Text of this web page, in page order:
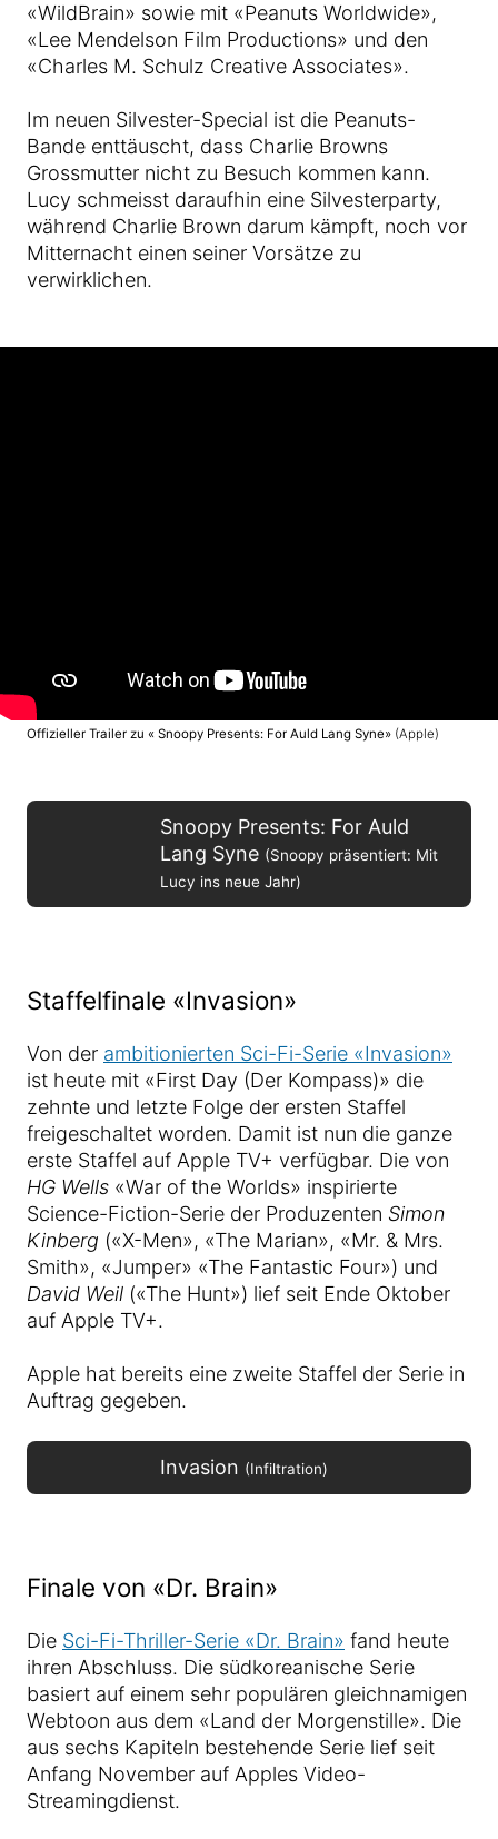
«WildBrain» sowie mit «Peanuts Worldwide»,
«Lee Mendelson Film Productions» und den
«Charles M. Schulz Creative Associates».
Im neuen Silvester-Special ist die Peanuts-
Bande enttäuscht, dass Charlie Browns
Grossmutter nicht zu Besuch kommen kann.
Lucy schmeisst daraufhin eine Silvesterparty,
während Charlie Brown darum kämpft, noch vor
Mitternacht einen seiner Vorsätze zu
verwirklichen.
Offizieller Trailer zu « Snoopy Presents: For Auld Lang Syne» (Apple)
Snoopy Presents: For Auld
Lang Syne (Snoopy präsentiert: Mit
Lucy ins neue Jahr)
Staffelfinale «Invasion»
Von der ambitionierten Sci-Fi-Serie «Invasion»
ist heute mit «First Day (Der Kompass)» die
zehnte und letzte Folge der ersten Staffel
freigeschaltet worden. Damit ist nun die ganze
erste Staffel auf Apple TV+ verfügbar. Die von
HG Wells «War of the Worlds» inspirierte
Science-Fiction-Serie der Produzenten Simon
Kinberg («X-Men», «The Marian», «Mr. & Mrs.
Smith», «Jumper» «The Fantastic Four») und
David Weil («The Hunt») lief seit Ende Oktober
auf Apple TV+.
Apple hat bereits eine zweite Staffel der Serie in
Auftrag gegeben.
Invasion (Infiltration)
Finale von «Dr. Brain»
Die Sci-Fi-Thriller-Serie «Dr. Brain» fand heute
ihren Abschluss. Die südkoreanische Serie
basiert auf einem sehr populären gleichnamigen
Webtoon aus dem «Land der Morgenstille». Die
aus sechs Kapiteln bestehende Serie lief seit
Anfang November auf Apples Video-
Streamingdienst.